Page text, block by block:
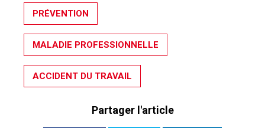
PRÉVENTION
MALADIE PROFESSIONNELLE
ACCIDENT DU TRAVAIL
Partager l'article